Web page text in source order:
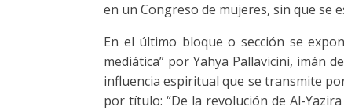
en un Congreso de mujeres, sin que se
En el último bloque o sección se
mediática” por Yahya Pallavicini, imán
influencia espiritual que se transmite
por título: “De la revolución de Al-